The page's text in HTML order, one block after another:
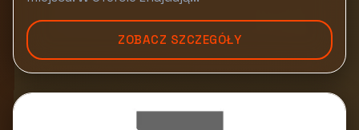
ZOBACZ SZCZEGÓŁY